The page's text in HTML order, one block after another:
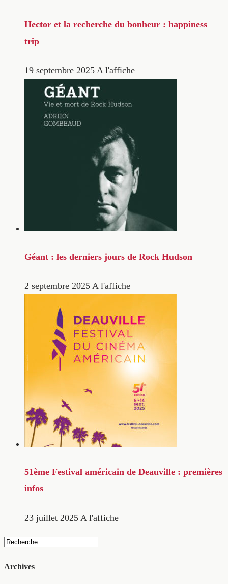
Hector et la recherche du bonheur : happiness
trip
19 septembre 2025 A l'affiche
Géant : les derniers jours de Rock Hudson
2 septembre 2025 A l'affiche
51ème Festival américain de Deauville : premières
infos
23 juillet 2025 A l'affiche
Archives